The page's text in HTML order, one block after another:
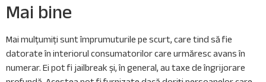
Mai bine
Mai mulțumiți sunt împrumuturile pe scurt, care tind să fie
datorate în interiorul consumatorilor care urmăresc avans în
numerar. Ei pot fi jailbreak și, în general, au taxe de îngrijorare